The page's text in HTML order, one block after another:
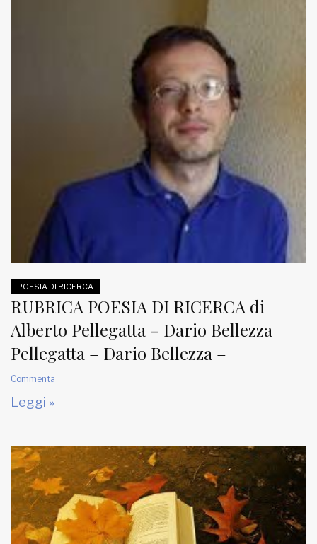
POESIA DI RICERCA
RUBRICA POESIA DI RICERCA di
Alberto Pellegatta - Dario Bellezza
Pellegatta – Dario Bellezza –
Commenta
Leggi »